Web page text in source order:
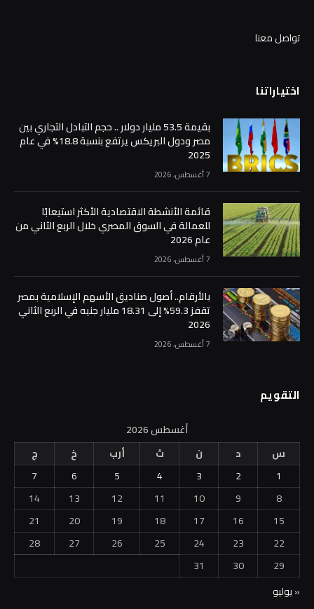
تواصل معنا
اختياراتنا
بقيمة 53.5 مليار دولار .. حجم التبادل التجاري بين
مصر ودول البريكس يرتفع بنسبة 18.8% في عام
2025
7 أغسطس، 2026
قائمة الأنشطة الاقتصادية الأكثر استيعابًا
للعمالة في السوق المصري خلال الربع الثاني من
عام 2026
7 أغسطس، 2026
بالأرقام.. أصول صناديق الأسهم الإسلامية بمصر
تقفز 59.3% إلى 18.31 مليار جنيه في الربع الثاني
2026
7 أغسطس، 2026
التقويم
أغسطس 2026
س
د ن ث أرب خ
ج
1
2
3
4
5
6
7
8
9
10
11
12
13
14
15
16
17
18
19
20
21
22
23
24
25
26
27
28
29
30
31
« يوليو